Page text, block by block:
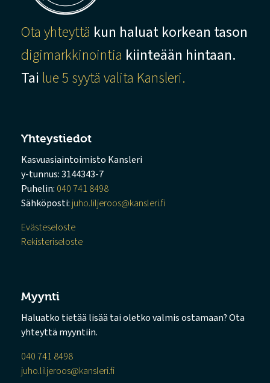
Ota yhteyttä kun haluat korkean tason
digimarkkinointia kiinteään hintaan.
Tai lue 5 syytä valita Kansleri.
Yhteystiedot
Kasvuasiaintoimisto Kansleri
y-tunnus: 3144343-7
Puhelin: 040 741 8498
Sähköposti: juho.liljeroos@kansleri.fi
Evästeseloste
Rekisteriseloste
Myynti
Haluatko tietää lisää tai oletko valmis ostamaan? Ota
yhteyttä myyntiin.
040 741 8498
juho.liljeroos@kansleri.fi